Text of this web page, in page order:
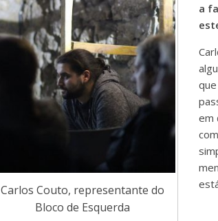
Carlos Couto, representante do
Bloco de Esquerda
a
em